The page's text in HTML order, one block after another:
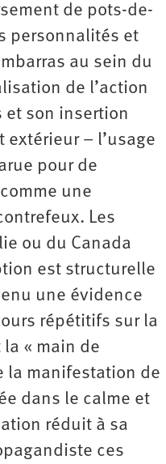
de pots-de-
personnalités et
au sein du
de l’action
et son insertion
– l’usage
pour de
une
Les
ou du Canada
est structurelle
une évidence
répétitifs sur la
« main de
la manifestation de
dans le calme et
réduit à sa
ces